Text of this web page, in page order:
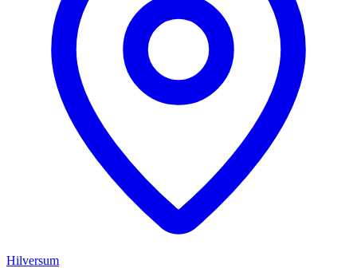
Hilversum